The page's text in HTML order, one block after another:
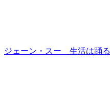
ジェーン・スー 生活は踊る